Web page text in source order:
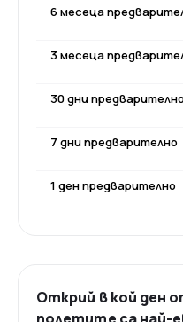
6 месеца
3 месеца
30 дни
7 дни предварително
1 ден предварително
Открий в кой ден